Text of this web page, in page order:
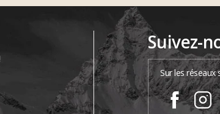
Suivez-
Sur les réseaux